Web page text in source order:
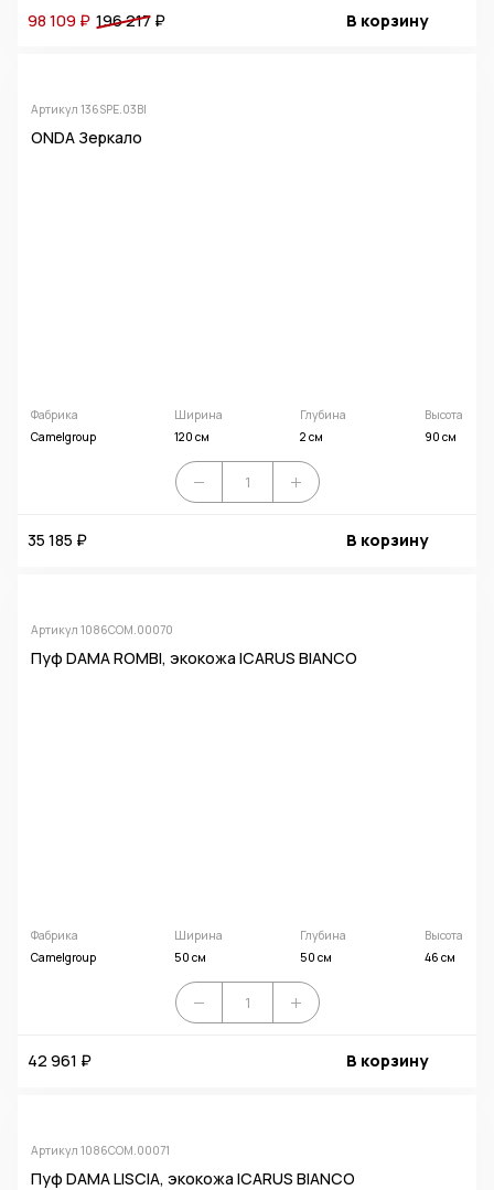
98 109 ₽ 196 217₽ В корзину
Артикул 136SPE.03BI
ONDA Зеркало
Фабрика
Camelgroup
Ширина
120 см
Глубина
2 см
Высота
90 см
35 185 ₽ В корзину
Артикул 1086COM.00070
Пуф DAMA ROMBI, экокожа ICARUS BIANCO
Фабрика
Camelgroup
Ширина
50 см
Глубина
50 см
Высота
46 см
42 961 ₽ В корзину
Артикул 1086COM.00071
Пуф DAMA LISCIA, экокожа ICARUS BIANCO